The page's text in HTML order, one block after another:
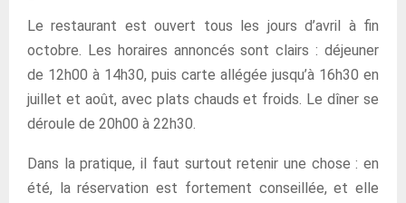
Le restaurant est ouvert tous les jours d’avril à fin
octobre. Les horaires annoncés sont clairs : déjeuner
de 12h00 à 14h30, puis carte allégée jusqu’à 16h30 en
juillet et août, avec plats chauds et froids. Le dîner se
déroule de 20h00 à 22h30.
Dans la pratique, il faut surtout retenir une chose : en
été, la réservation est fortement conseillée, et elle